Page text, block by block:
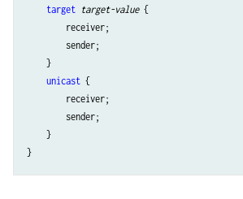
target target-value {
        receiver;
        sender;
    }
unicast {
        receiver;
        sender;
    }